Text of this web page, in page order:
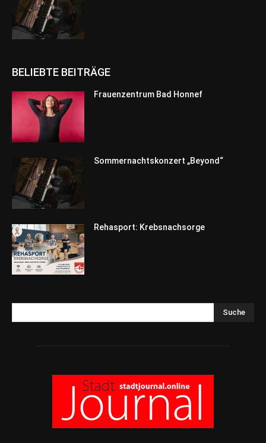
BELIEBTE BEITRÄGE
Frauenzentrum Bad Honnef
Sommernachtskonzert „Beyond“
Rehasport: Krebsnachsorge
Suche